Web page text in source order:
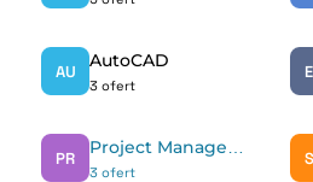
AU
AutoCAD
3 ofert
PR
3 ofert